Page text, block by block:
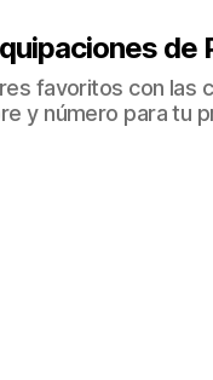
de
favoritos con las
y número para tu